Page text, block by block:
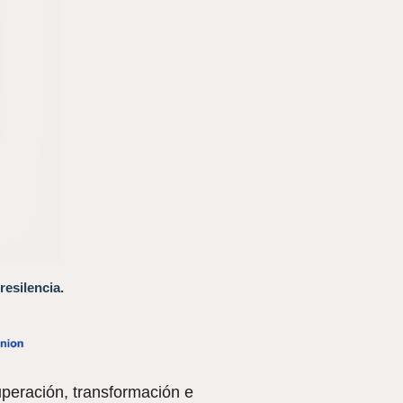
transformación e